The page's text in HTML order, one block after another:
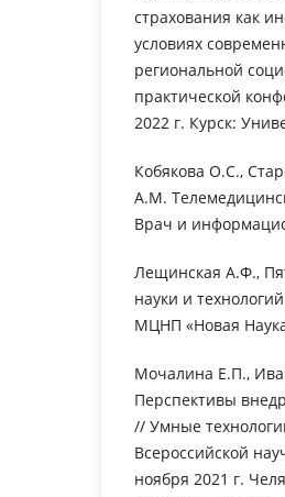
страхования как
условиях
региональной
практической
2022 г. Курск:
Кобякова О.С.,
А.М.
Врач и
Лещинская А.Ф.,
науки и
МЦНП «Новая
Мочалина Е.П.,
Перспективы
// Умные
Всероссийской
ноября 2021 г.